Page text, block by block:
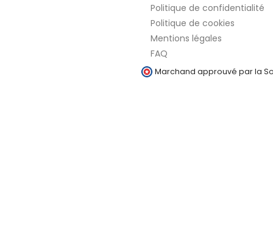
Politique de confidentialité
Politique de cookies
Mentions légales
FAQ
Marchand approuvé par la